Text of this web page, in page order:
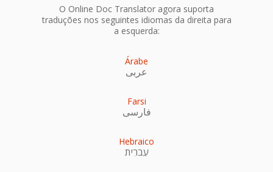
O Online Doc Translator agora suporta
traduções nos seguintes idiomas da direita para
a esquerda:
Árabe
عربى
Farsi
فارسی
Hebraico
עִברִית